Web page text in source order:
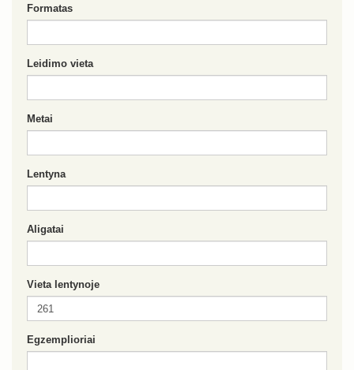
Formatas
Leidimo vieta
Metai
Lentyna
Aligatai
Vieta lentynoje
Egzemplioriai